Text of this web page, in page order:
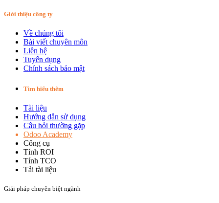
Giới thiệu công ty
Về chúng tôi
Bài viết chuyên môn
Liên hệ
Tuyển dụng
Chính sách bảo mật
Tìm hiểu thêm
Tài liệu
Hướng dẫn sử dụng
Câu hỏi thường gặp
Odoo Academy
Công cụ
Tính ROI
Tính TCO
Tải tài liệu
Giải pháp chuyên biệt ngành